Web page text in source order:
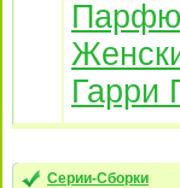
Гарри
Серии-Сборки